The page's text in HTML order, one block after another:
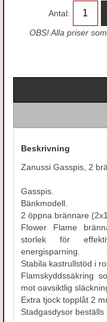
Antal:
OBS! Alla priser
Beskrivning
Zanussi Gasspis, 2
Gasspis.
Bänkmodell.
2 öppna brännare
Flower Flame
storlek för
energisparning.
Stabila kastrullstöd i
Flamskyddssäkring
mot oavsiktlig
Extra tjock topplåt 2
Stadgasdysor beställs